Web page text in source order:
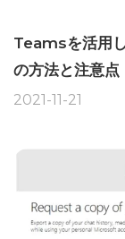
Teamsを活用
の方法と注意点
2021-11-21